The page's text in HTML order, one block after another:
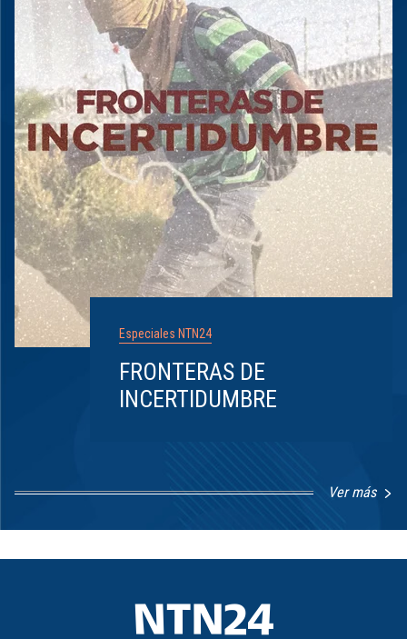
Especiales NTN24
FRONTERAS DE
INCERTIDUMBRE
Ver más
1
8